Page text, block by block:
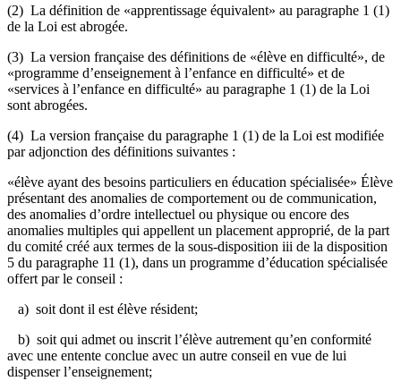
(2) La définition de «apprentissage équivalent» au paragraphe 1 (1)
de la Loi est abrogée.
(3) La version française des définitions de «élève en difficulté», de
«programme d’enseignement à l’enfance en difficulté» et de
«services à l’enfance en difficulté» au paragraphe 1 (1) de la Loi
sont abrogées.
(4) La version française du paragraphe 1 (1) de la Loi est modifiée
par adjonction des définitions suivantes :
«élève ayant des besoins particuliers en éducation spécialisée» Élève
présentant des anomalies de comportement ou de communication,
des anomalies d’ordre intellectuel ou physique ou encore des
anomalies multiples qui appellent un placement approprié, de la part
du comité créé aux termes de la sous-disposition iii de la disposition
5 du paragraphe 11 (1), dans un programme d’éducation spécialisée
offert par le conseil :
a) soit dont il est élève résident;
b) soit qui admet ou inscrit l’élève autrement qu’en conformité
avec une entente conclue avec un autre conseil en vue de lui
dispenser l’enseignement;